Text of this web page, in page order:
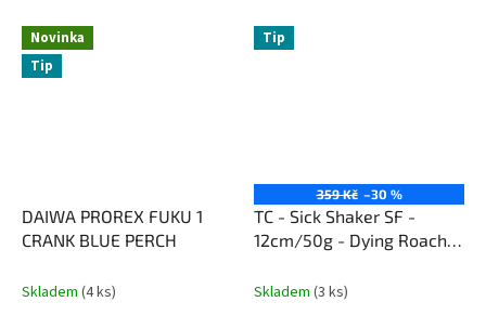
Novinka
Tip
DAIWA PROREX FUKU 1
CRANK BLUE PERCH
Skladem (4 ks)
Tip
359 Kč –30 %
TC - Sick Shaker SF -
12cm/50g - Dying Roach -
Skladem (3 ks)